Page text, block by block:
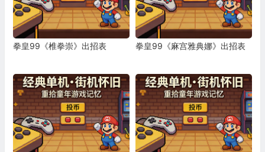
拳皇99《椎拳崇》出招表 拳皇99《麻宫雅典娜》出招表